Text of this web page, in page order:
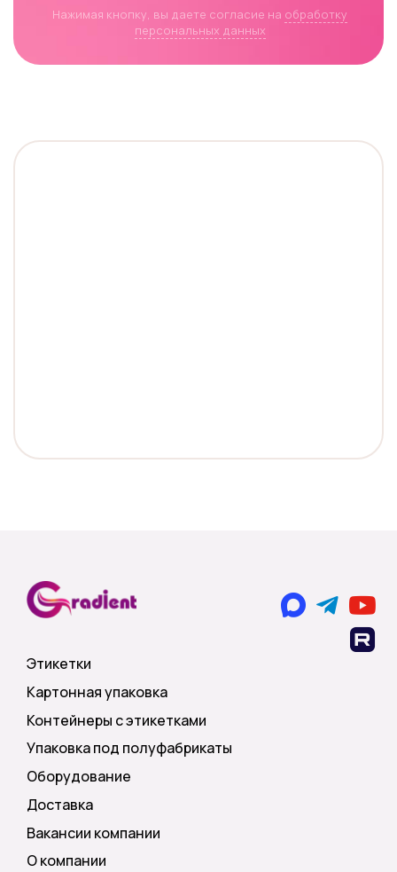
Нажимая кнопку, вы даете согласие на обработку
персональных данных
Этикетки
Картонная упаковка
Контейнеры с этикетками
Упаковка под полуфабрикаты
Оборудование
Доставка
Вакансии компании
О компании